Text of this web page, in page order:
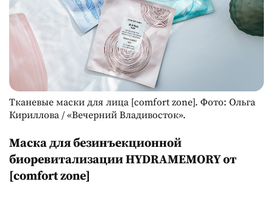
Тканевые маски для лица [comfort zone]. Фото: Ольга
Кириллова / «Вечерний Владивосток».
Маска для безинъекционной
биоревитализации HYDRAMEMORY от
[comfort zone]